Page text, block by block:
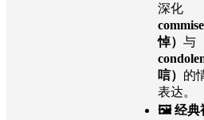
深化
悼） 与
唁） 的
表达。
🖼️ 经典